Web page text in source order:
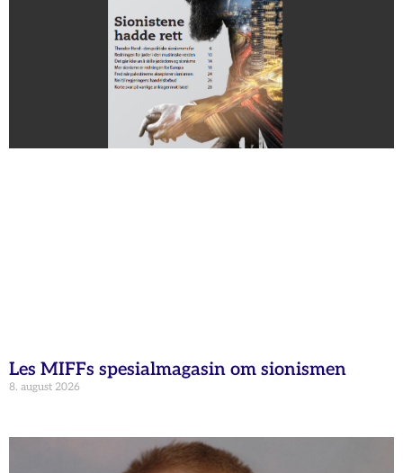
Les MIFFs spesialmagasin om sionismen
8. august 2026